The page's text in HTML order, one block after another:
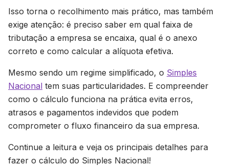
Isso torna o recolhimento mais prático, mas também
exige atenção: é preciso saber em qual faixa de
tributação a empresa se encaixa, qual é o anexo
correto e como calcular a alíquota efetiva.
Mesmo sendo um regime simplificado, o Simples
Nacional tem suas particularidades. E compreender
como o cálculo funciona na prática evita erros,
atrasos e pagamentos indevidos que podem
comprometer o fluxo financeiro da sua empresa.
Continue a leitura e veja os principais detalhes para
fazer o cálculo do Simples Nacional!